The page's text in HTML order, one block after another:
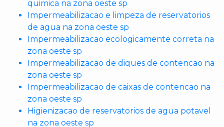
quimica na zona oeste sp
Impermeabilizacao e limpeza de reservatorios
de agua na zona oeste sp
Impermeabilizacao ecologicamente correta na
zona oeste sp
Impermeabilizacao de diques de contencao na
zona oeste sp
Impermeabilizacao de caixas de contencao na
zona oeste sp
Higienizacao de reservatorios de agua potavel
na zona oeste sp